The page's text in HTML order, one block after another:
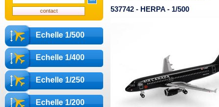
Echelle 1/500
Echelle 1/400
Echelle 1/250
Echelle 1/200
537742 - HERPA - 1/500